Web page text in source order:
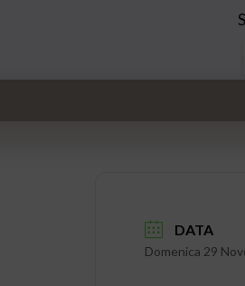
DATA
Domenica 29